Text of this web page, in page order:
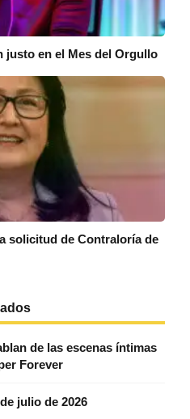
justo en el Mes del Orgullo
solicitud de Contraloría de
de las escenas íntimas
Forever
julio de 2026